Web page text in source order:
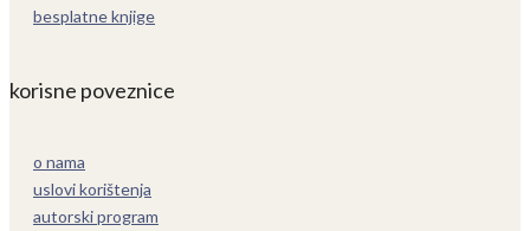
besplatne knjige
korisne poveznice
o nama
uslovi korištenja
autorski program